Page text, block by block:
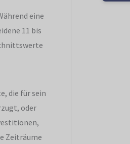
eine
11 bis
die für sein
oder
Zeiträume